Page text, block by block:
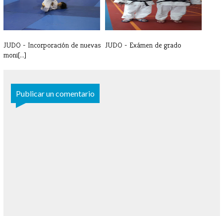
JUDO - Incorporación de nuevas
moni[...]
JUDO - Exámen de grado
Publicar un comentario